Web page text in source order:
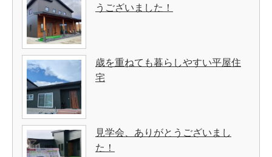
うございました！
歳を重ねても暮らしやすい平屋住
宅
見学会、ありがとうございまし
た！